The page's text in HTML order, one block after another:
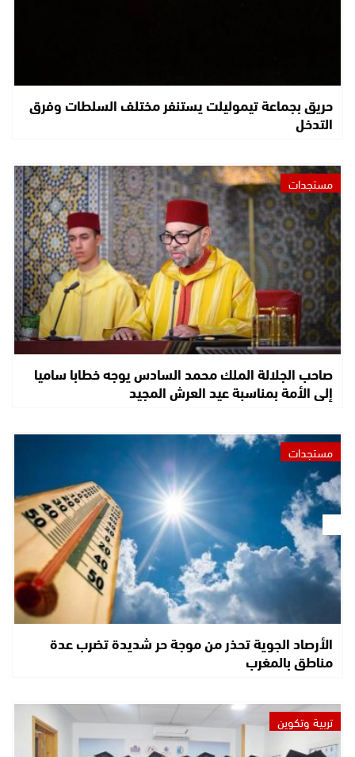
حريق بجماعة تيموليلت يستنفر مختلف السلطات وفرق
التدخل
مستجدات
صاحب الجلالة الملك محمد السادس يوجه خطابا ساميا
إلى الأمة بمناسبة عيد العرش المجيد
مستجدات
الأرصاد الجوية تحذر من موجة حر شديدة تضرب عدة
مناطق بالمغرب
تربية وتكوين